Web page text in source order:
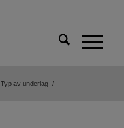
Typ av underlag /